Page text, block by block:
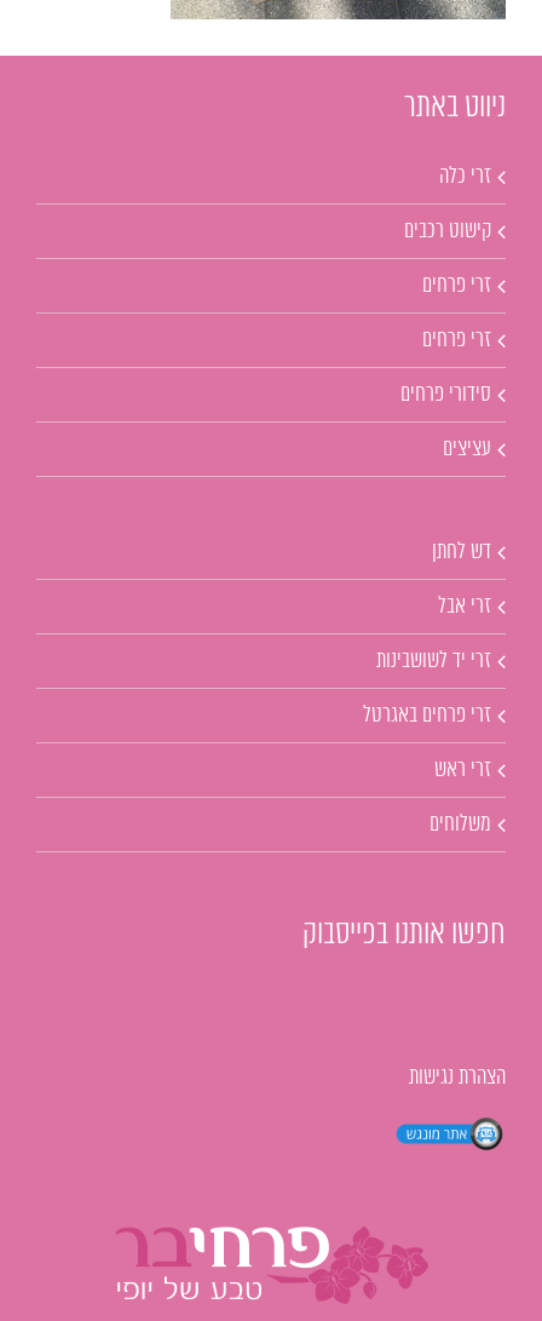
ניווט באתר
זרי כלה
קישוט רכבים
זרי פרחים
זרי פרחים
סידורי פרחים
עציצים
דש לחתן
זרי אבל
זרי יד לשושבינות
זרי פרחים באגרטל
זרי ראש
משלוחים
חפשו אותנו בפייסבוק
הצהרת נגישות